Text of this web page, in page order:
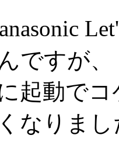
ですが、
起動で
なりまし